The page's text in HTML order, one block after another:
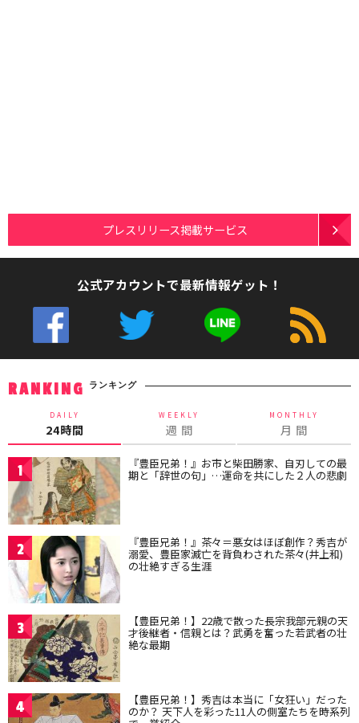
プレスリリース掲載サービス
公式アカウントで最新情報ゲット！
RANKING ランキング
DAILY
24時間
WEEKLY
週 間
MONTHLY
月 間
1 『豊臣兄弟！』お市と柴田勝家、自刃しての最
期と「辞世の句」…運命を共にした２人の悲劇
2 『豊臣兄弟！』茶々＝悪女はほぼ創作？秀吉が
溺愛、豊臣家滅亡を背負わされた茶々(井上和)
の壮絶すぎる生涯
3 【豊臣兄弟！】22歳で散った長宗我部元親の天
才後継者・信親とは？武勇を奮った若武者の壮
絶な最期
4 【豊臣兄弟！】秀吉は本当に「女狂い」だった
のか？ 天下人を彩った11人の側室たちを時系列